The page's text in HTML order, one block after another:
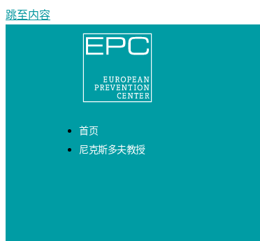
跳至内容
首页
尼克斯多夫教授